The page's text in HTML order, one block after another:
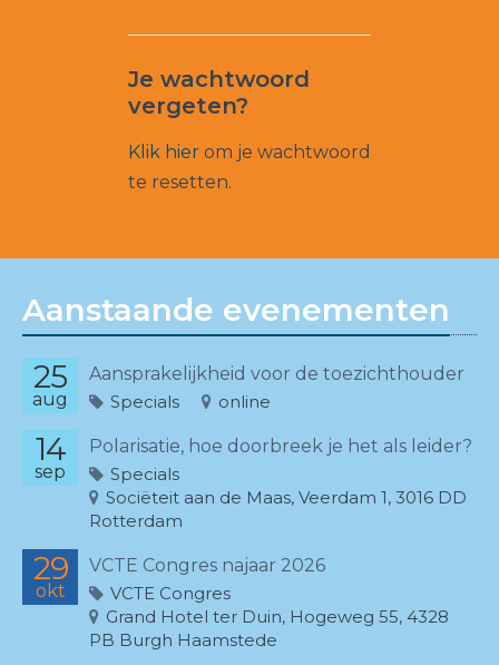
Je wachtwoord
vergeten?
Klik hier om je wachtwoord
te resetten.
Aanstaande evenementen
25
aug
Aansprakelijkheid voor de toezichthouder
Specials
online
14
sep
Polarisatie, hoe doorbreek je het als leider?
Specials
Sociëteit aan de Maas, Veerdam 1, 3016 DD
Rotterdam
29
okt
VCTE Congres najaar 2026
VCTE Congres
Grand Hotel ter Duin, Hogeweg 55, 4328
PB Burgh Haamstede